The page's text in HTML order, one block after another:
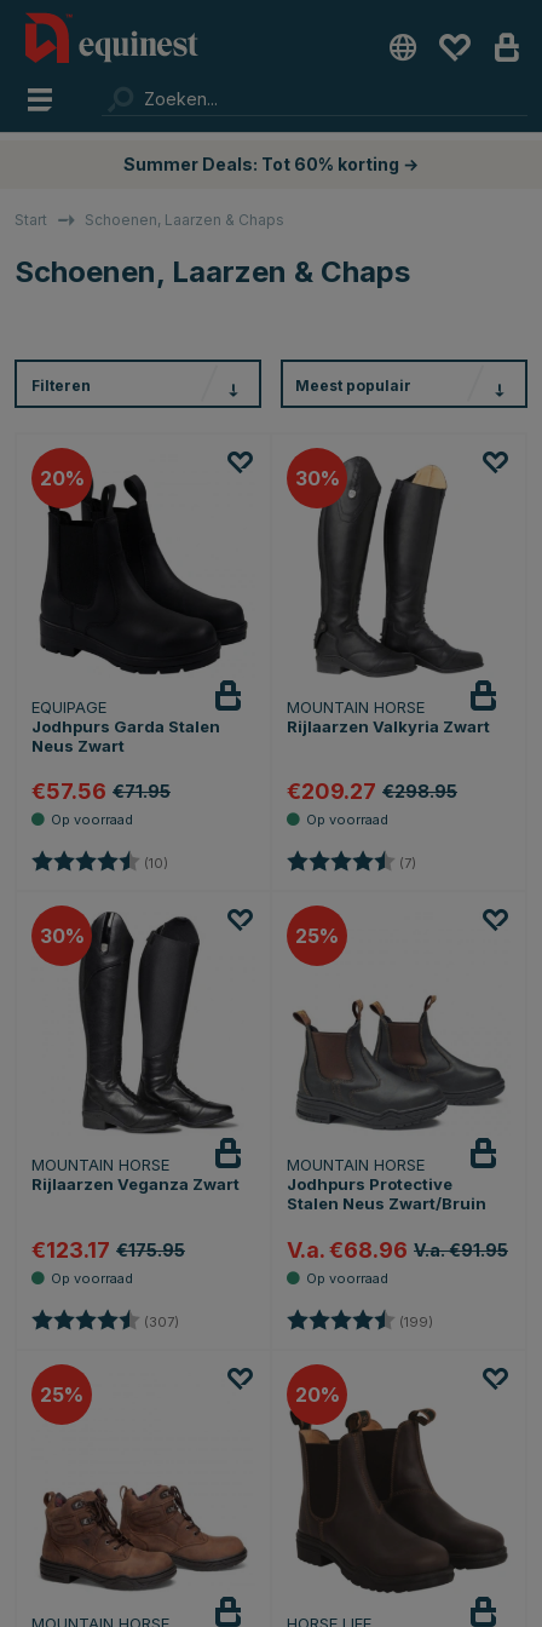
Summer Deals: Tot 60% korting →
Start Schoenen, Laarzen & Chaps
Schoenen, Laarzen & Chaps
Filteren Meest populair
20
EQUIPAGE
Jodhpurs Garda Stalen
Neus Zwart
€57.56 €71.95
Beoordeling: (10)
30
MOUNTAIN HORSE
Rijlaarzen Valkyria Zwart
€209.27 €298.95
Beoordeling: (7)
30
MOUNTAIN HORSE
Rijlaarzen Veganza Zwart
€123.17 €175.95
Beoordeling: (307) 4.4 uit 5 sterren
25
MOUNTAIN HORSE
Jodhpurs Protective
Stalen Neus Zwart/Bruin
V.a. €68.96 V.a. €91.95
Beoordeling: (199)
25
MOUNTAIN HORSE
20
HORSE LIFE